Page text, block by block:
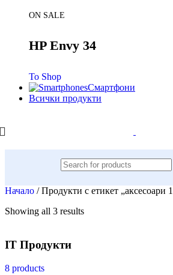
ON SALE
HP Envy 34
To Shop
Смартфони
Всички продукти
Начало / Продукти с етикет „аксесоари
Showing all 3 results
IT Продукти
8 products